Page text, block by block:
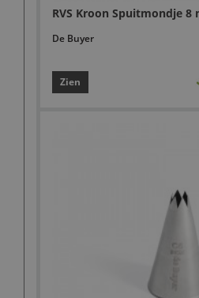
RVS Kroon Spuitmondje 8
De Buyer
Zien